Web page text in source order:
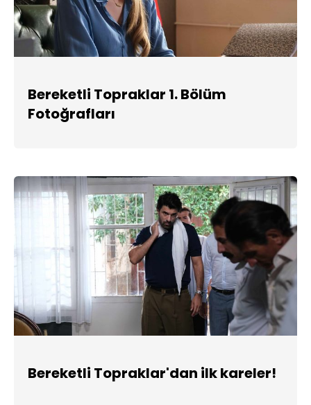
Bereketli Topraklar 1. Bölüm
Fotoğrafları
Bereketli Topraklar'dan ilk kareler!